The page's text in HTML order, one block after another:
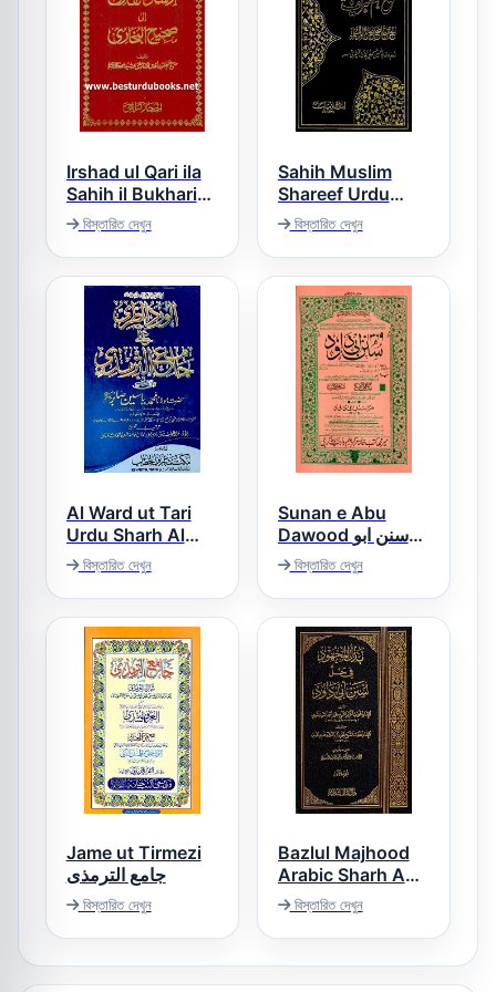
Irshad ul Qari ila
Sahih il Bukhari
ارشاد القاری الی
صحیح البخاری
বিস্তারিত দেখুন
Sahih Muslim
Shareef Urdu
صحیح مسلم شریف
اردو
বিস্তারিত দেখুন
Al Ward ut Tari
Urdu Sharh Al
Tirmizi الورد الطری
اردو شرح جامع
الترمذی
বিস্তারিত দেখুন
Sunan e Abu
Dawood سنن ابو
داؤد
বিস্তারিত দেখুন
Jame ut Tirmezi
جامع الترمذی
বিস্তারিত দেখুন
Bazlul Majhood
Arabic Sharh Abu
Dawood بذل
المجھود فی حل ابی
داؤد
বিস্তারিত দেখুন